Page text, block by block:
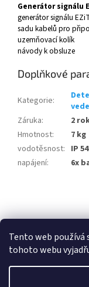
Tento web používá
tohoto webu
Generátor signálu
generátor signálu
sadu kabelů pro
uzemňovací kolík
návody k obsluze
Doplňkové
Kategorie:
Záruka:
2
Hmotnost:
7 kg
vodotěsnost: IP 54
napájení: 6x
p